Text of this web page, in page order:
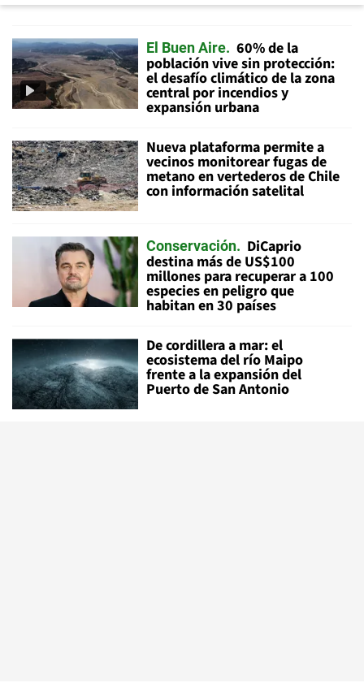
El Buen Aire 60% de la
población vive sin protección:
el desafío climático de la zona
central por incendios y
expansión urbana
Nueva plataforma permite a
vecinos monitorear fugas de
metano en vertederos de Chile
con información satelital
Conservación DiCaprio
destina más de US$100
millones para recuperar a 100
especies en peligro que
habitan en 30 países
De cordillera a mar: el
ecosistema del río Maipo
frente a la expansión del
Puerto de San Antonio